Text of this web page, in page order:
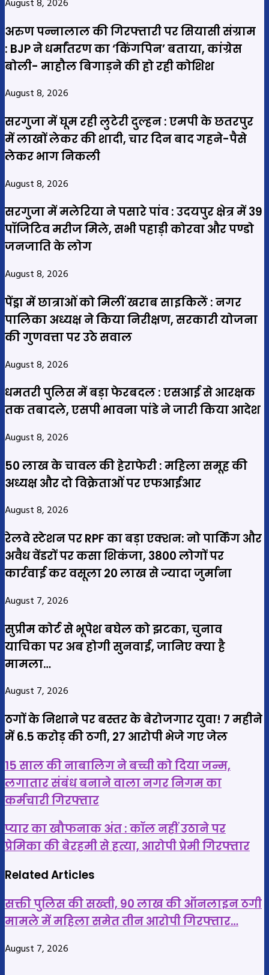
August 8, 2026
अरुण पन्नालाल की गिरफ्तारी पर सियासी संग्राम
: BJP ने धर्मांतरण का ‘किंगपिन’ बताया, कांग्रेस
बोली- माहौल बिगाड़ने की हो रही कोशिश
August 8, 2026
सरगुजा में घूम रही लुटेरी दुल्हन : एमपी के छतरपुर
में लाखों लेकर की शादी, चार दिन बाद गहने-पैसे
लेकर भाग निकली
August 8, 2026
सरगुजा में मलेरिया ने पसारे पांव : उदयपुर क्षेत्र में 39
पॉजिटिव मरीज मिले, सभी पहाड़ी कोरवा और पण्डो
जनजाति के लोग
August 8, 2026
पेंड्रा में छात्राओं को मिलीं खराब साइकिलें : नगर
पालिका अध्यक्ष ने किया निरीक्षण, सरकारी योजना
की गुणवत्ता पर उठे सवाल
August 8, 2026
धमतरी पुलिस में बड़ा फेरबदल : एसआई से आरक्षक
तक तबादले, एसपी भावना पांडे ने जारी किया आदेश
August 8, 2026
50 लाख के चावल की हेराफेरी : महिला समूह की
अध्यक्ष और दो विक्रेताओं पर एफआईआर
August 8, 2026
रेलवे स्टेशन पर RPF का बड़ा एक्शन: नो पार्किंग और
अवैध वेंडरों पर कसा शिकंजा, 3800 लोगों पर
कार्रवाई कर वसूला 20 लाख से ज्यादा जुर्माना
August 7, 2026
सुप्रीम कोर्ट से भूपेश बघेल को झटका, चुनाव
याचिका पर अब होगी सुनवाई, जानिए क्या है
मामला…
August 7, 2026
ठगों के निशाने पर बस्तर के बेरोजगार युवा! 7 महीने
में 6.5 करोड़ की ठगी, 27 आरोपी भेजे गए जेल
15
साल
की
नाबालिग
ने
बच्ची
दिया
लगातार
संबंध
वाला
15 साल की नाबालिग ने बच्ची को दिया जन्म,
लगातार संबंध बनाने वाला नगर निगम का
कर्मचारी गिरफ्तार
प्यार
का
अंत
कॉल
नहीं
पर
प्यार का खौफनाक अंत : कॉल नहीं उठाने पर
प्रेमिका की बेरहमी से हत्या, आरोपी प्रेमी गिरफ्तार
Related Articles
सक्ती पुलिस की सख्ती, 90 लाख की ऑनलाइन ठगी
मामले में महिला समेत तीन आरोपी गिरफ्तार…
August 7, 2026